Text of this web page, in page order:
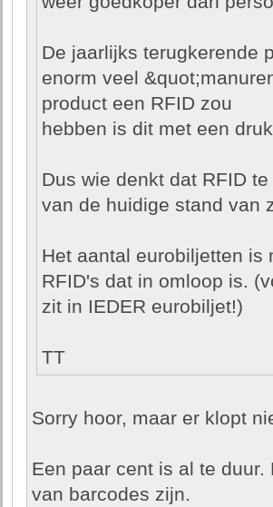
De jaarlijks terugkerende
enorm veel
product een RFID zou
hebben is dit met een
Dus wie denkt dat RFID
van de huidige stand van
Het aantal eurobiljetten is
RFID's dat in omloop is.
zit in IEDER eurobiljet!)
TT
Sorry hoor, maar er klopt
Een paar cent is al te
van barcodes zijn.